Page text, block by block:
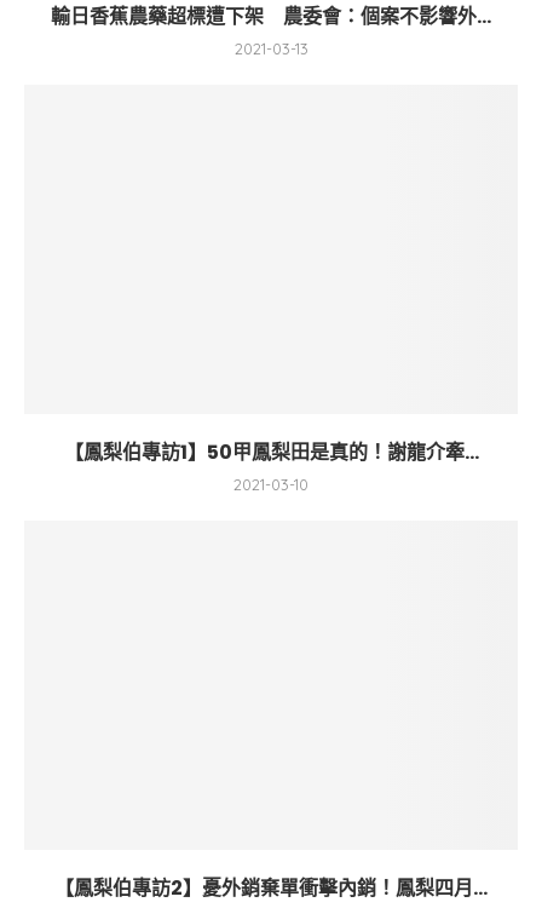
輸日香蕉農藥超標遭下架 農委會：個案不影響外...
2021-03-13
【鳳梨伯專訪1】50甲鳳梨田是真的！謝龍介牽...
2021-03-10
【鳳梨伯專訪2】憂外銷棄單衝擊內銷！鳳梨四月...